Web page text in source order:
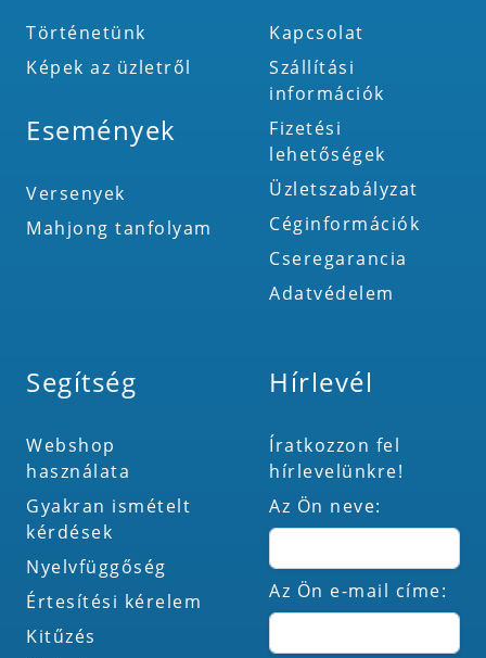
Történetünk
Képek az üzletről
Események
Versenyek
Mahjong tanfolyam
Kapcsolat
Szállítási
információk
Fizetési
lehetőségek
Üzletszabályzat
Céginformációk
Cseregarancia
Adatvédelem
Segítség
Webshop
használata
Gyakran ismételt
kérdések
Nyelvfüggőség
Értesítési kérelem
Kitűzés
Hírlevél
Íratkozzon fel
hírlevelünkre!
Az Ön neve:
Az Ön e-mail címe: